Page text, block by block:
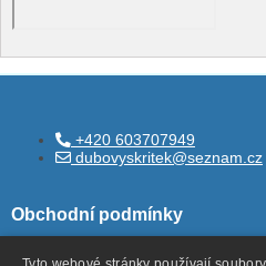
+420 603707949
dubovyskritek@seznam.cz
Obchodní podmínky